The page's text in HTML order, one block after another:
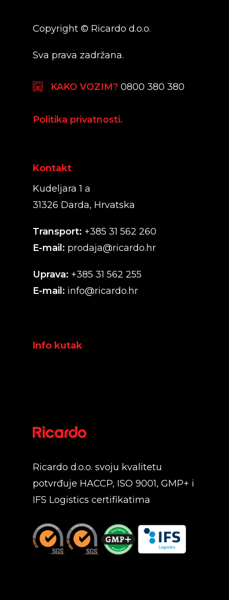
Copyright © Ricardo d.o.o.
Sva prava zadržana.
KAKO VOZIM? 0800 380 380
Politika privatnosti.
Kontakt
Kudeljara 1 a
31326 Darda, Hrvatska
Transport: +385 31 562 260
E-mail: prodaja@ricardo.hr
Uprava: +385 31 562 255
E-mail: info@ricardo.hr
Info kutak
Ricardo d.o.o. svoju kvalitetu
potvrđuje HACCP, ISO 9001, GMP+ i
IFS Logistics certifikatima